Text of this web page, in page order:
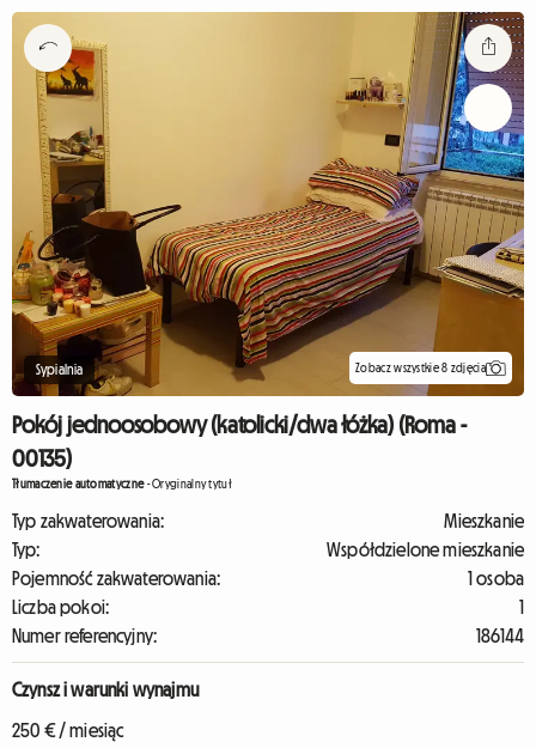
Sypialnia Zobacz wszystkie 8 zdjęcia
Pokój jednoosobowy (katolicki/dwa łóżka) (Roma -
00135)
Tłumaczenie automatyczne-Oryginalny tytuł
Typ zakwaterowania:
Mieszkanie
Typ:
Współdzielone mieszkanie
Pojemność zakwaterowania:
1 osoba
Liczba pokoi:
1
Numer referencyjny:
186144
Czynsz i warunki wynajmu
250 € / miesiąc